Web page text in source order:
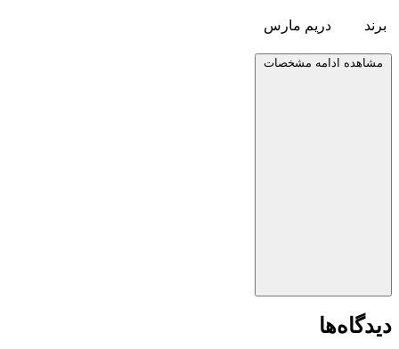
برند دریم مارس
مشاهده ادامه مشخصات
دیدگاه‌ها